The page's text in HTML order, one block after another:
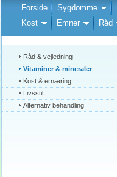
Forside Sygdomme
Kost
Emner Råd
Råd & vejledning
Vitaminer & mineraler
Kost & ernæring
Livsstil
Alternativ behandling